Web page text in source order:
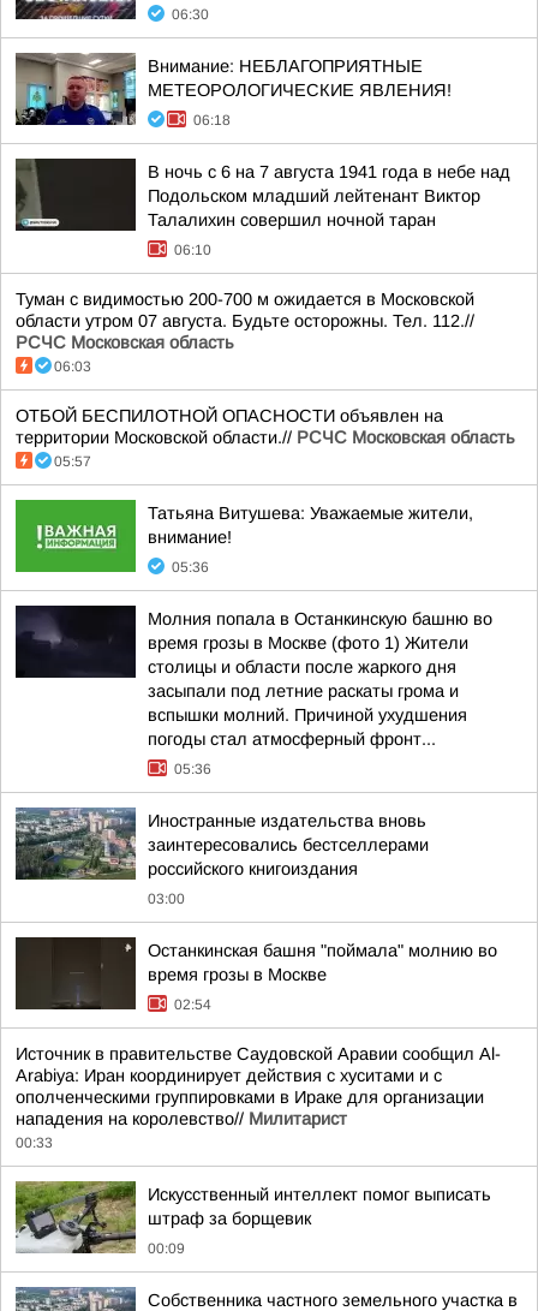
06:30
Внимание: НЕБЛАГОПРИЯТНЫЕ
МЕТЕОРОЛОГИЧЕСКИЕ ЯВЛЕНИЯ!
06:18
В ночь с 6 на 7 августа 1941 года в небе над
Подольском младший лейтенант Виктор
Талалихин совершил ночной таран
06:10
Туман с видимостью 200-700 м ожидается в Московской
области утром 07 августа. Будьте осторожны. Тел. 112.//
РСЧС Московская область
06:03
ОТБОЙ БЕСПИЛОТНОЙ ОПАСНОСТИ объявлен на
территории Московской области.// РСЧС Московская область
05:57
Татьяна Витушева: Уважаемые жители,
внимание!
05:36
Молния попала в Останкинскую башню во
время грозы в Москве (фото 1) Жители
столицы и области после жаркого дня
засыпали под летние раскаты грома и
вспышки молний. Причиной ухудшения
погоды стал атмосферный фронт...
05:36
Иностранные издательства вновь
заинтересовались бестселлерами
российского книгоиздания
03:00
Останкинская башня "поймала" молнию во
время грозы в Москве
02:54
Источник в правительстве Саудовской Аравии сообщил Al-
Arabiya: Иран координирует действия с хуситами и с
ополченческими группировками в Ираке для организации
нападения на королевство// Милитарист
00:33
Искусственный интеллект помог выписать
штраф за борщевик
00:09
Собственника частного земельного участка в